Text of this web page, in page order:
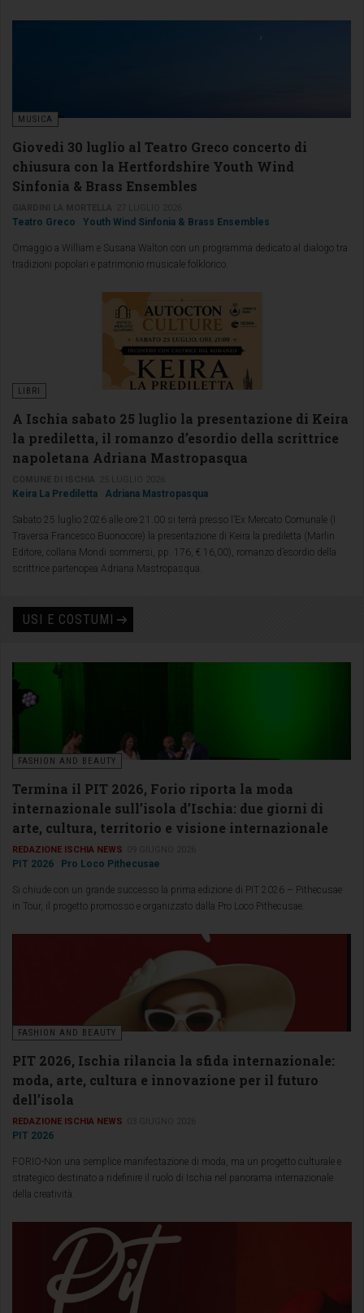
MUSICA
Giovedi 30 luglio al Teatro Greco concerto di
chiusura con la Hertfordshire Youth Wind
Sinfonia & Brass Ensembles
Teatro Greco Youth Wind Sinfonia & Brass Ensembles
Omaggio a William e Susana Walton con un programma dedicato al dialogo tra
tradizioni popolari e patrimonio musicale folklorico.
LIBRI
A Ischia sabato 25 luglio la presentazione di Keira
la prediletta, il romanzo d’esordio della scrittrice
napoletana Adriana Mastropasqua
Keira La Prediletta Adriana Mastropasqua
Sabato 25 luglio 2026 alle ore 21.00 si terrà presso l’Ex Mercato Comunale (I
Traversa Francesco Buonocore) la presentazione di Keira la prediletta (Marlin
Editore, collana Mondi sommersi, pp. 176, € 16,00), romanzo d’esordio della
scrittrice partenopea Adriana Mastropasqua.
USI E COSTUMI
FASHION AND BEAUTY
Termina il PIT 2026, Forio riporta la moda
internazionale sull’isola d’Ischia: due giorni di
arte, cultura, territorio e visione internazionale
REDAZIONE ISCHIA NEWS
PIT 2026 Pro Loco Pithecusae
Si chiude con un grande successo la prima edizione di PIT 2026 – Pithecusae
in Tour, il progetto promosso e organizzato dalla Pro Loco Pithecusae.
FASHION AND BEAUTY
PIT 2026, Ischia rilancia la sfida internazionale:
moda, arte, cultura e innovazione per il futuro
dell’isola
REDAZIONE ISCHIA NEWS
PIT 2026
FORIO-Non una semplice manifestazione di moda, ma un progetto culturale e
strategico destinato a ridefinire il ruolo di Ischia nel panorama internazionale
della creatività.